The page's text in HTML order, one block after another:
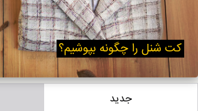
کت شنل را چگونه بپوشیم؟
جدید